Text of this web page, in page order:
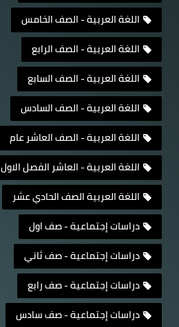
اللغة العربية - الصف الخامس
اللغة العربية - الصف الرابع
اللغة العربية - الصف السابع
اللغة العربية - الصف السادس
اللغة العربية - الصف العاشر عام
اللغة العربية - العاشر الفصل الاول
اللغة العربية الصف الحادي عشر
دراسات إجتماعية - صف اول
دراسات إجتماعية - صف ثاني
دراسات إجتماعية - صف رابع
دراسات إجتماعية - صف سادس